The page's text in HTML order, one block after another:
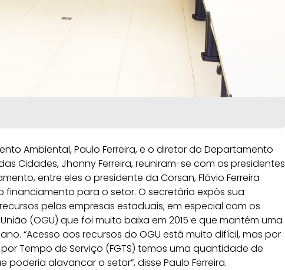
Ambiental, Paulo Ferreira, e o diretor do Departamento
Cidades, Jhonny Ferreira, reuniram-se com os presidentes
entre eles o presidente da Corsan, Flávio Ferreira
financiamento para o setor. O secretário expôs sua
pelas empresas estaduais, em especial com os
(OGU) que foi muito baixa em 2015 e que mantém uma
“Acesso aos recursos do OGU está muito difícil, mas por
Tempo de Serviço (FGTS) temos uma quantidade de
alavancar o setor”, disse Paulo Ferreira.